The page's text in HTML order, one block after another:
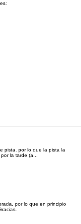
pista, por lo que la pista la
la tarde (a...
por lo que en principio